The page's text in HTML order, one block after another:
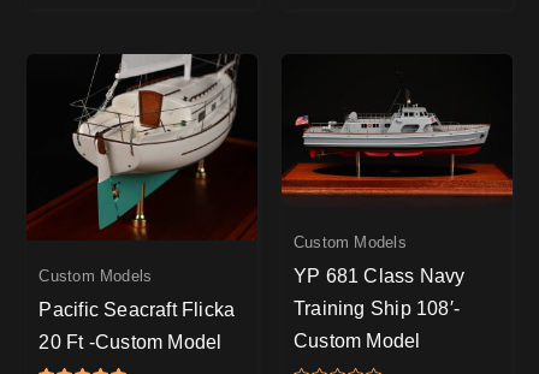
Custom Models
Pacific Seacraft Flicka
20 Ft -Custom Model
Custom Models
YP 681 Class Navy
Training Ship 108′-
Custom Model